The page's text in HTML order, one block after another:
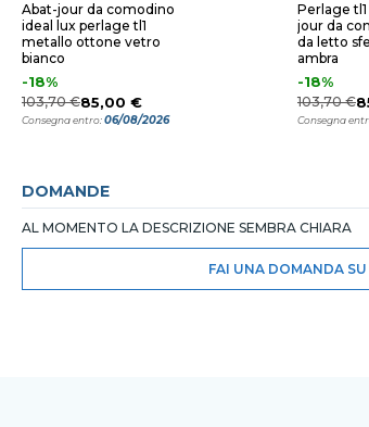
Abat-jour da comodino
ideal lux perlage tl1
metallo ottone vetro
bianco
-18%
103,70 €85,00 €
Consegna entro:06/08/2026
Perlage
jour da
da letto
ambra
-18%
103,70 €
Consegna
DOMANDE
AL MOMENTO LA DESCRIZIONE SEMBRA CHIARA
FAI UNA DOMANDA